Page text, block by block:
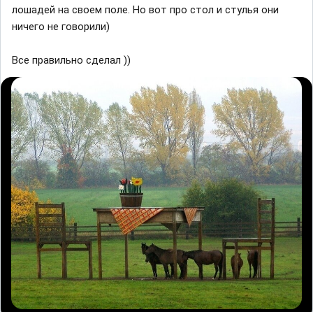
лошадей на своем поле. Но вот про стол и стулья они
ничего не говорили)
Все правильно сделал ))